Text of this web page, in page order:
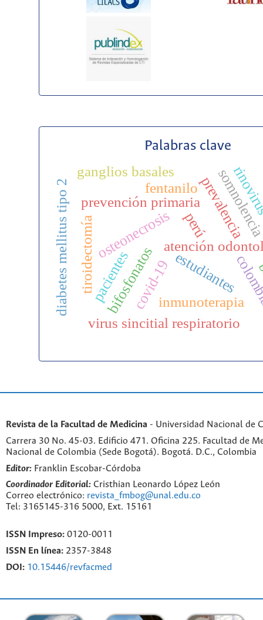
Palabras clave
bifosfonatos
osteonecrosisatención
prevención primaria
estudiantes
prevalencia
covid-19
virus sincitial respiratorio
diabetes mellitus tipo 2 pacientes
perú
inmunoterapia
fentanilo
tiroidectomía
ganglios basales
Revista de la Facultad de Medicina - Universidad Nacional de
Carrera 30 No. 45-03. Edificio 471. Oficina 225. Facultad de
Nacional de Colombia (Sede Bogotá). Bogotá. D.C., Colombia
Editor: Franklin Escobar-Córdoba
Coordinador Editorial: Cristhian Leonardo López León
Correo electrónico: revista_fmbog@unal.edu.co
Tel: 3165145-316 5000, Ext. 15161
ISSN Impreso: 0120-0011
ISSN En línea: 2357-3848
DOI: 10.15446/revfacmed